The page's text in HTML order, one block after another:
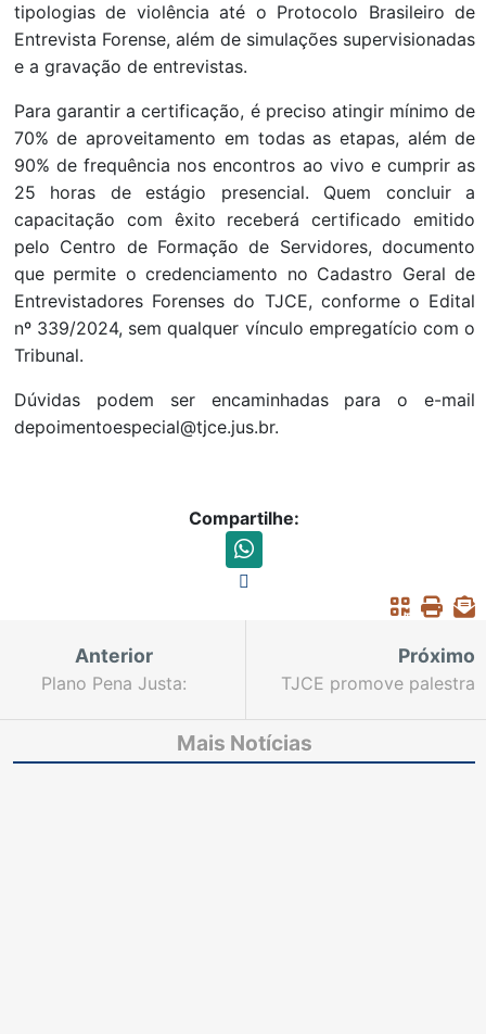
tipologias de violência até o Protocolo Brasileiro de
Entrevista Forense, além de simulações supervisionadas
e a gravação de entrevistas.
Para garantir a certificação, é preciso atingir mínimo de
70% de aproveitamento em todas as etapas, além de
90% de frequência nos encontros ao vivo e cumprir as
25 horas de estágio presencial. Quem concluir a
capacitação com êxito receberá certificado emitido
pelo Centro de Formação de Servidores, documento
que permite o credenciamento no Cadastro Geral de
Entrevistadores Forenses do TJCE, conforme o Edital
nº 339/2024, sem qualquer vínculo empregatício com o
Tribunal.
Dúvidas podem ser encaminhadas para o e-mail
depoimentoespecial@tjce.jus.br.
Compartilhe:
Anterior
Plano Pena Justa:
interinstitucional
discute reintegração
Próximo
TJCE promove palestra
o uso das redes sociais
por crianças e
Mais Notícias